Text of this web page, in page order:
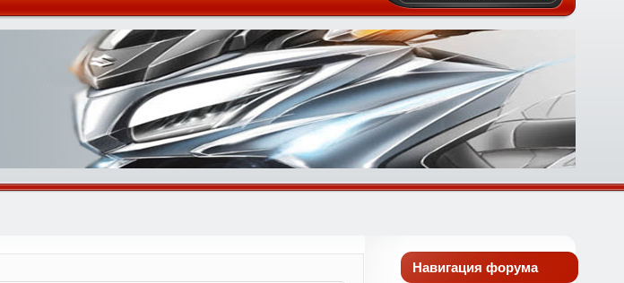
Навигация форума